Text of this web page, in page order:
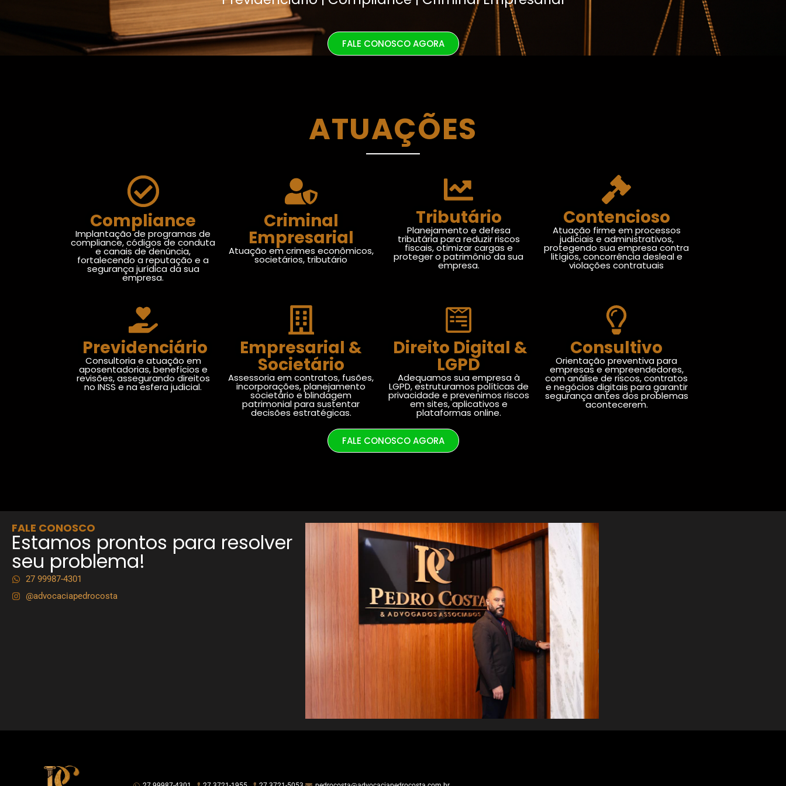
FALE CONOSCO AGORA
ATUAÇÕES
Compliance
Implantação de programas de
compliance, códigos de conduta
e canais de denúncia,
fortalecendo a reputação e a
segurança jurídica da sua
empresa.
Criminal
Empresarial
Atuação em crimes econômicos,
societários, tributário
Tributário
Planejamento e defesa
tributária para reduzir riscos
fiscais, otimizar cargas e
proteger o patrimônio da sua
empresa.
Contencioso
Atuação firme em processos
judiciais e administrativos,
protegendo sua empresa contra
litígios, concorrência desleal e
violações contratuais
Previdenciário
Consultoria e atuação em
aposentadorias, benefícios e
revisões, assegurando direitos
no INSS e na esfera judicial.
Empresarial &
Societário
Assessoria em contratos, fusões,
incorporações, planejamento
societário e blindagem
patrimonial para sustentar
decisões estratégicas.
Direito Digital &
LGPD
Adequamos sua empresa à
LGPD, estruturamos políticas de
privacidade e prevenimos riscos
em sites, aplicativos e
plataformas online.
Consultivo
Orientação preventiva para
empresas e empreendedores,
com análise de riscos, contratos
e negócios digitais para garantir
segurança antes dos problemas
acontecerem.
FALE CONOSCO AGORA
FALE CONOSCO
Estamos prontos para resolver
seu problema!
27 99987-4301
@advocaciapedrocosta